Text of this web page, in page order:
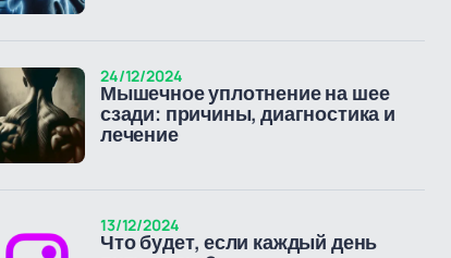
Мышечное уплотнение на шее
сзади: причины, диагностика и
лечение
24/12/2024
Что будет, если каждый день
13/12/2024